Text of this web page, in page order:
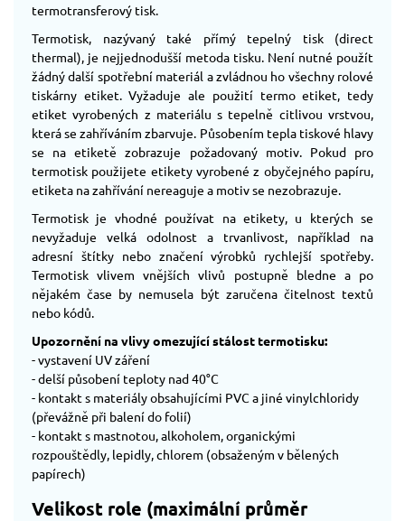
termotransferový tisk.
Termotisk, nazývaný také přímý tepelný tisk (direct
thermal), je nejjednodušší metoda tisku. Není nutné použít
žádný další spotřební materiál a zvládnou ho všechny rolové
tiskárny etiket. Vyžaduje ale použití termo etiket, tedy
etiket vyrobených z materiálu s tepelně citlivou vrstvou,
která se zahříváním zbarvuje. Působením tepla tiskové hlavy
se na etiketě zobrazuje požadovaný motiv. Pokud pro
termotisk použijete etikety vyrobené z obyčejného papíru,
etiketa na zahřívání nereaguje a motiv se nezobrazuje.
Termotisk je vhodné používat na etikety, u kterých se
nevyžaduje velká odolnost a trvanlivost, například na
adresní štítky nebo značení výrobků rychlejší spotřeby.
Termotisk vlivem vnějších vlivů postupně bledne a po
nějakém čase by nemusela být zaručena čitelnost textů
nebo kódů.
Upozornění na vlivy omezující stálost termotisku:
- vystavení UV záření
- delší působení teploty nad 40°C
- kontakt s materiály obsahujícími PVC a jiné vinylchloridy
(převážně při balení do folií)
- kontakt s mastnotou, alkoholem, organickými
rozpouštědly, lepidly, chlorem (obsaženým v bělených
papírech)
Velikost role (maximální průměr